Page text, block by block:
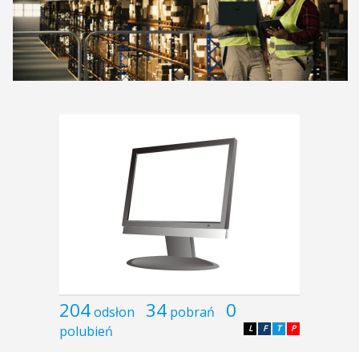
204odsłon 34 pobrań 0
polubień P
T
F
L